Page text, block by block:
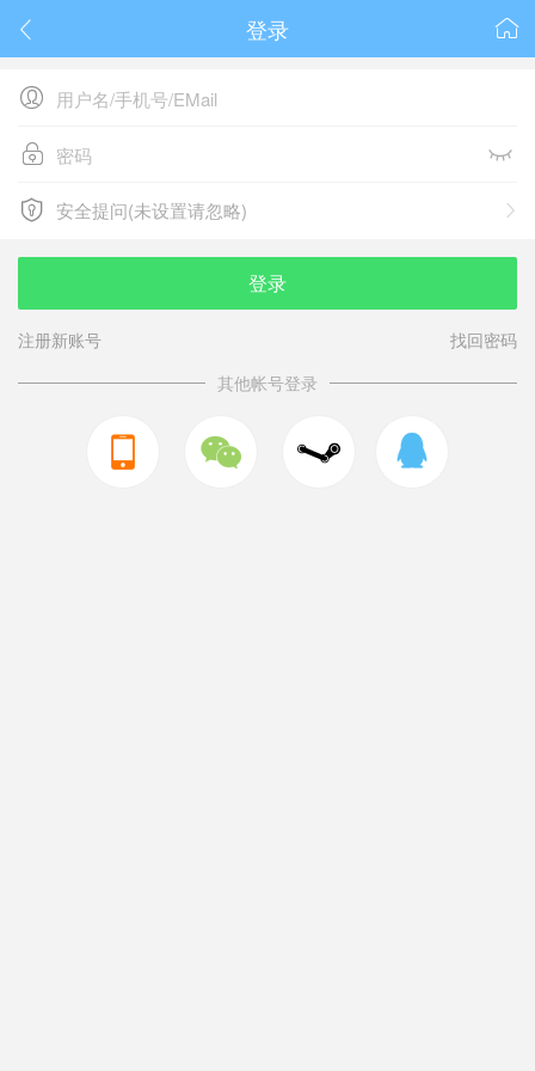
 
登录

 
 
安全提问(未设置请忽略)
安全提问(未设置请忽略)
登录
注册新账号
找回密码
其他帐号登录
  